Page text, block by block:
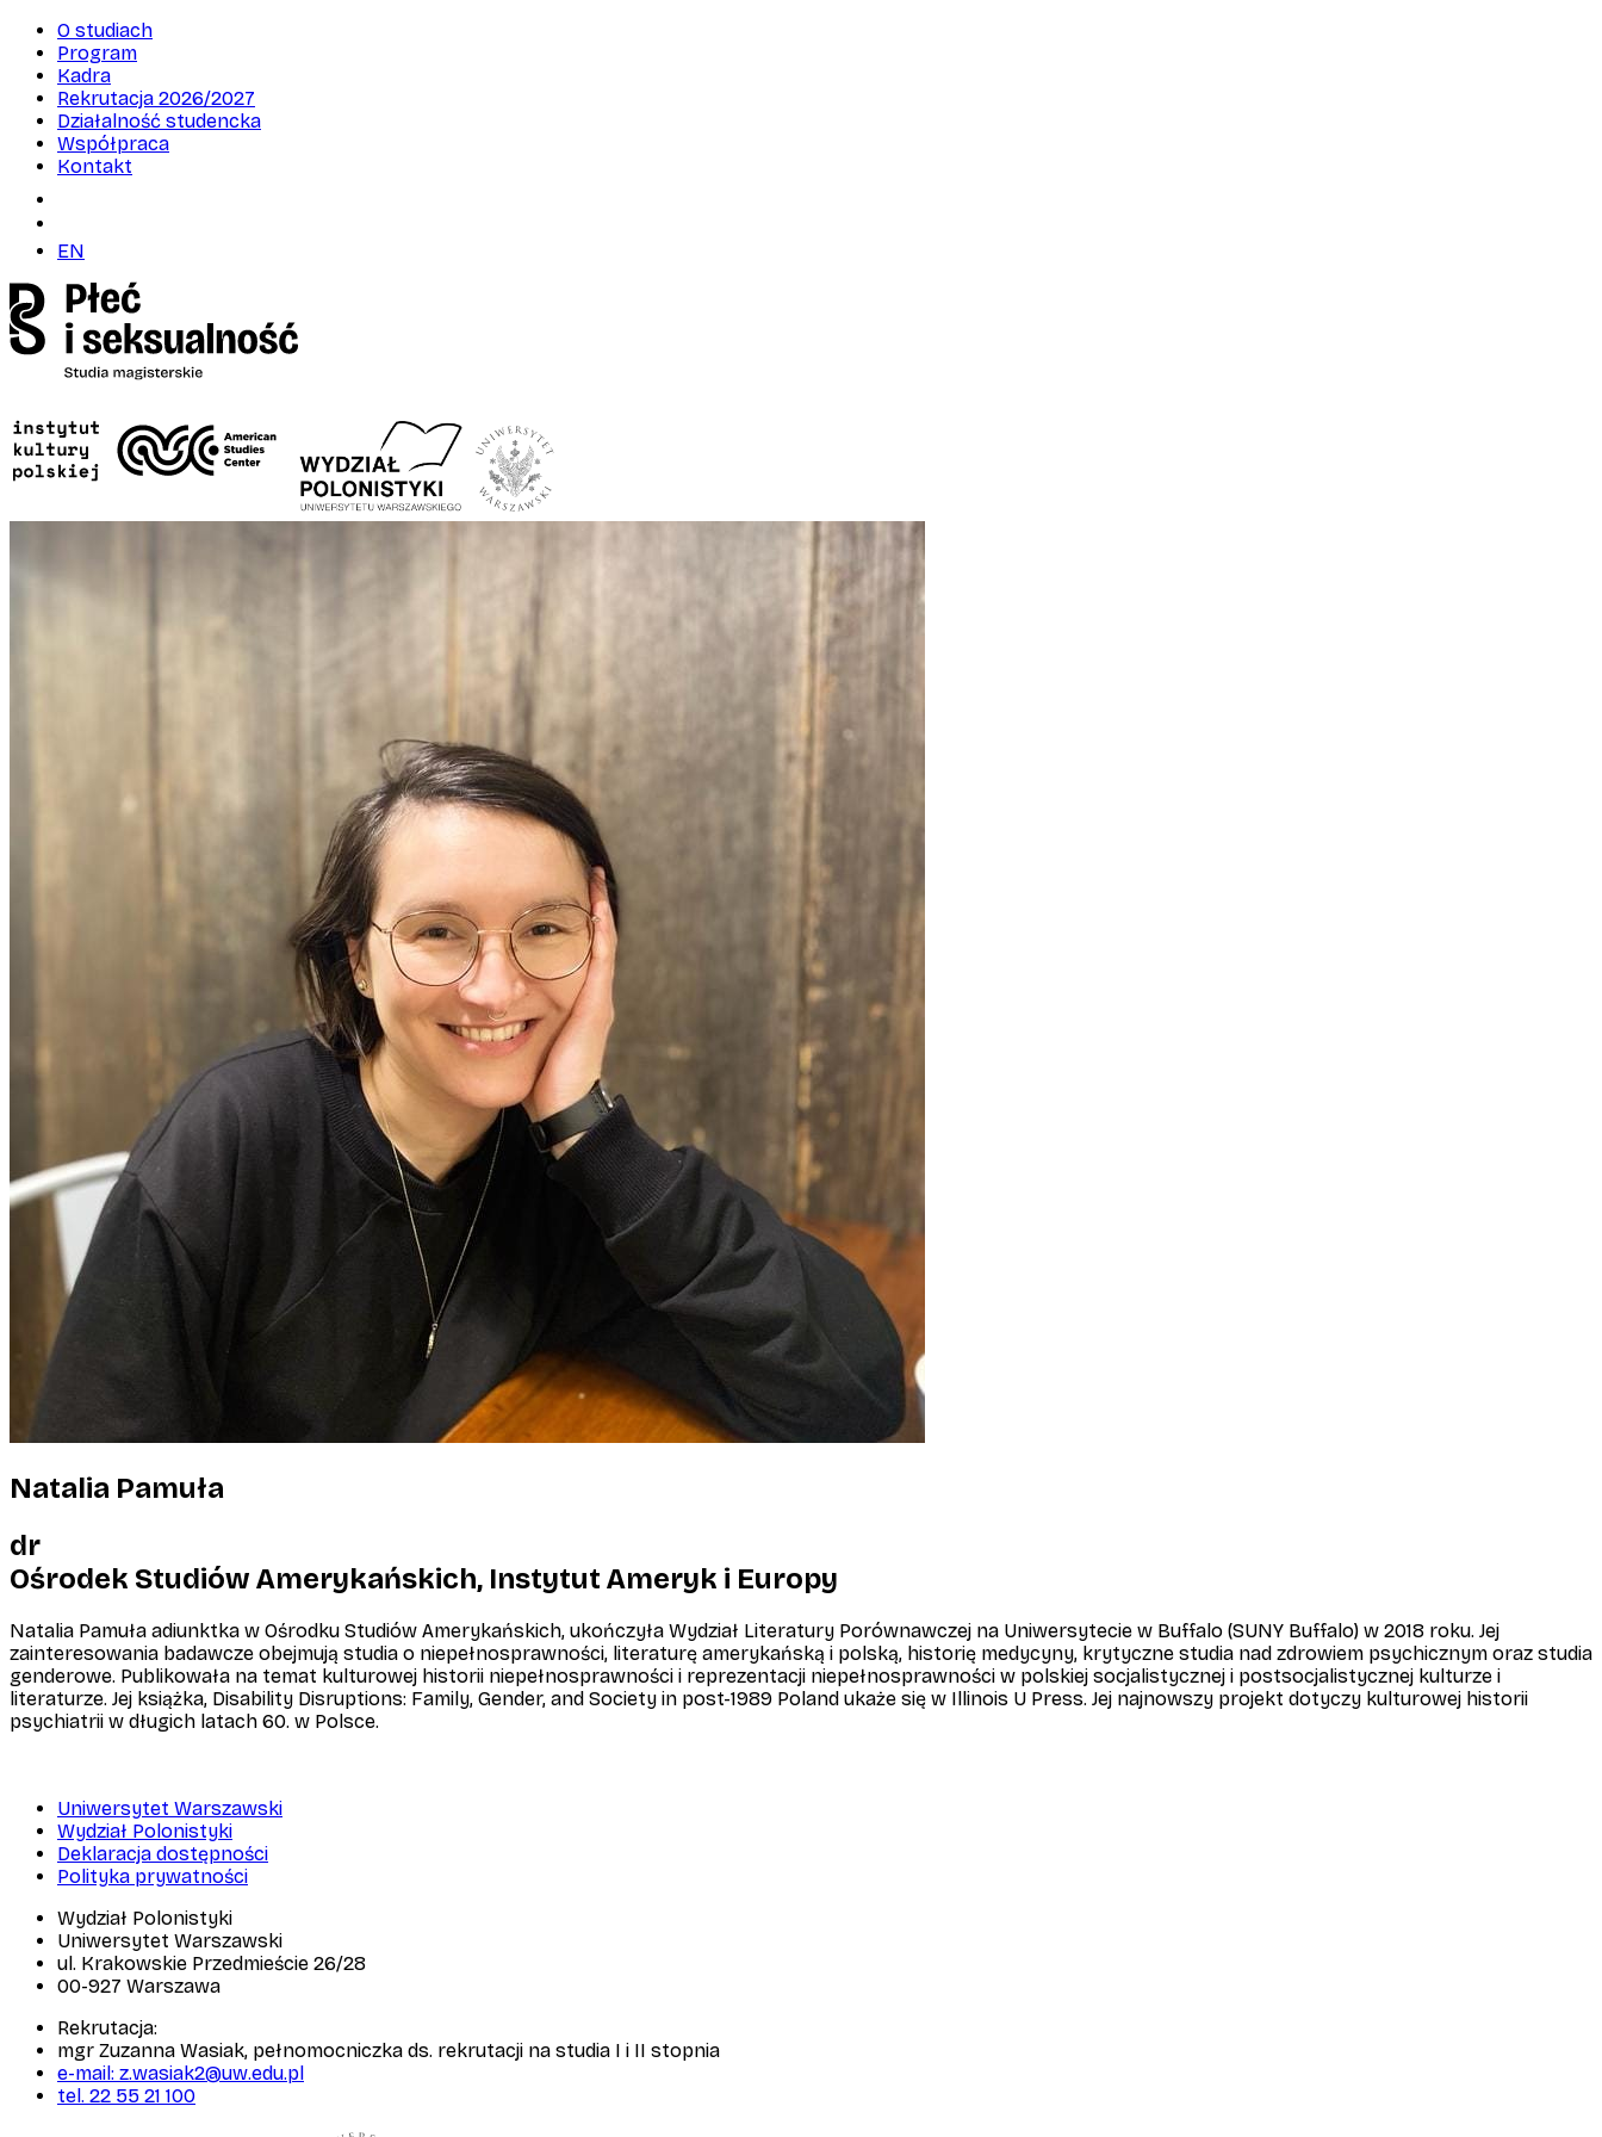
O studiach
Program
Kadra
Rekrutacja 2026/2027
Działalność studencka
Współpraca
Kontakt
EN
Natalia Pamuła
dr
Ośrodek Studiów Amerykańskich, Instytut Ameryk i Europy
Natalia Pamuła adiunktka w Ośrodku Studiów Amerykańskich, ukończyła Wydział Literatury Porównawczej na Uniwersytecie w Buffalo (SUNY Buffalo) w 2018 roku. Jej
zainteresowania badawcze obejmują studia o niepełnosprawności, literaturę amerykańską i polską, historię medycyny, krytyczne studia nad zdrowiem psychicznym oraz studia
genderowe. Publikowała na temat kulturowej historii niepełnosprawności i reprezentacji niepełnosprawności w polskiej socjalistycznej i postsocjalistycznej kulturze i
literaturze. Jej książka, Disability Disruptions: Family, Gender, and Society in post-1989 Poland ukaże się w Illinois U Press. Jej najnowszy projekt dotyczy kulturowej historii
psychiatrii w długich latach 60. w Polsce.
Uniwersytet Warszawski
Wydział Polonistyki
Deklaracja dostępności
Polityka prywatności
Wydział Polonistyki
Uniwersytet Warszawski
ul. Krakowskie Przedmieście 26/28
00-927 Warszawa
Rekrutacja:
mgr Zuzanna Wasiak, pełnomocniczka ds. rekrutacji na studia I i II stopnia
e-mail: z.wasiak2@uw.edu.pl
tel. 22 55 21 100